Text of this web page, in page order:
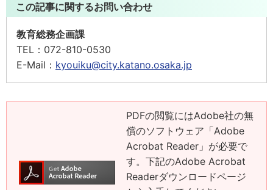
この記事に関するお問い合わせ
教育総務企画課
TEL： 072-810-0530
E-Mail： kyouiku@city.katano.osaka.jp
PDFの閲覧にはAdobe社の無
償のソフトウェア「Adobe
Acrobat Reader」が必要で
す。下記のAdobe Acrobat
Readerダウンロードページ